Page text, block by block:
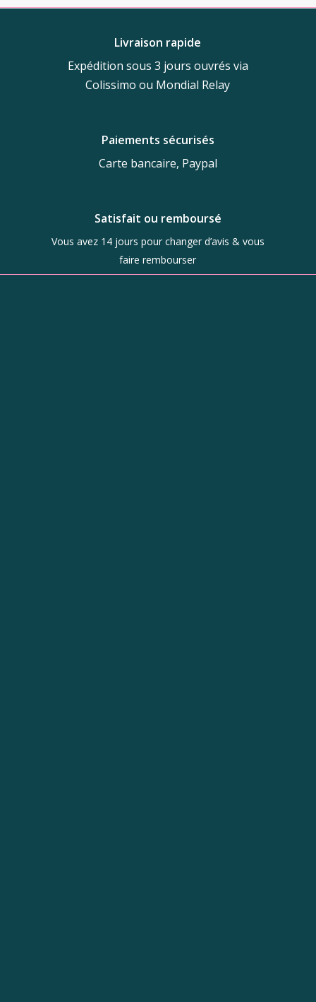
Livraison rapide
Expédition sous 3 jours ouvrés via
Colissimo ou Mondial Relay
Paiements sécurisés
Carte bancaire, Paypal
Satisfait ou remboursé
Vous avez 14 jours pour changer d’avis & vous
faire rembourser